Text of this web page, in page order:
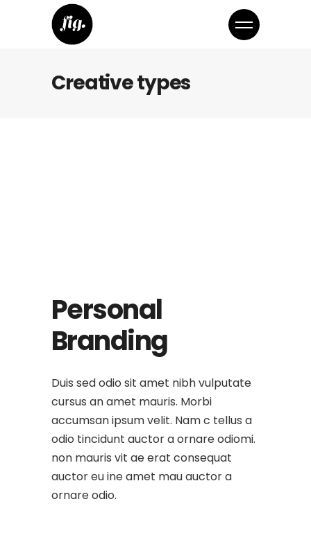
Creative types
Personal
Branding
Duis sed odio sit amet nibh vulputate
cursus an amet mauris. Morbi
accumsan ipsum velit. Nam c tellus a
odio tincidunt auctor a ornare odiomi.
non mauris vit ae erat consequat
auctor eu ine amet mau auctor a
ornare odio.